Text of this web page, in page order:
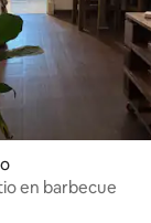
en barbecue